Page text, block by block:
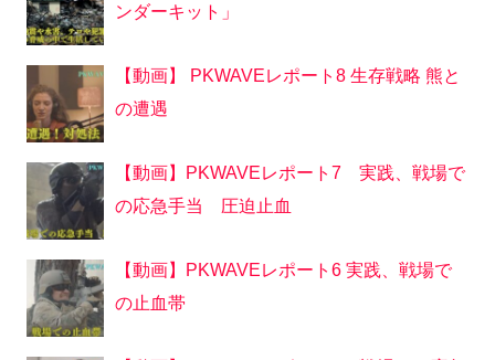
ンダーキット」
【動画】 PKWAVEレポート8 生存戦略 熊と
の遭遇
【動画】PKWAVEレポート7 実践、戦場で
の応急手当 圧迫止血
【動画】PKWAVEレポート6 実践、戦場で
の止血帯